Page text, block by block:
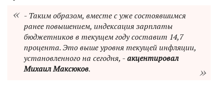
- Таким образом, вместе с уже состоявшимся
ранее повышением, индексация зарплаты
бюджетников в текущем году составит 14,7
процента. Это выше уровня текущей инфляции,
установленного на сегодня, -акцентировал
Михаил Максюков.